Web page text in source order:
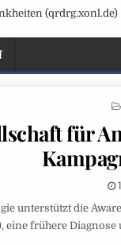
(qrdrg.xonl.de)
für
unterstützt die
frühere